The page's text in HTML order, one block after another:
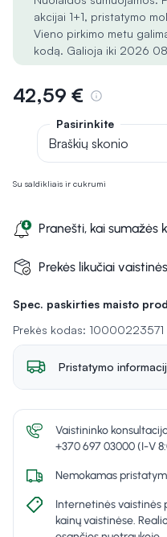
Spec. paskirties maisto
Prekės kodas: 10000223571
Su saldikliais ir cukrumi
akcijai 1+1, pristatymo
Vieno pirkimo metu
kodą. Galioja iki 2026 08
42,59 €
Pranešti, kai sumažės
Prekės likučiai
Pasirinkite
Braškių skonio
Pristatymo
Vaistininko
+370 697 03000 (I-V
Nemokamas
Internetinės vaistinės
kainų vaistinėse.